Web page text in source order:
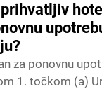
za ponovnu
1. točkom (a)